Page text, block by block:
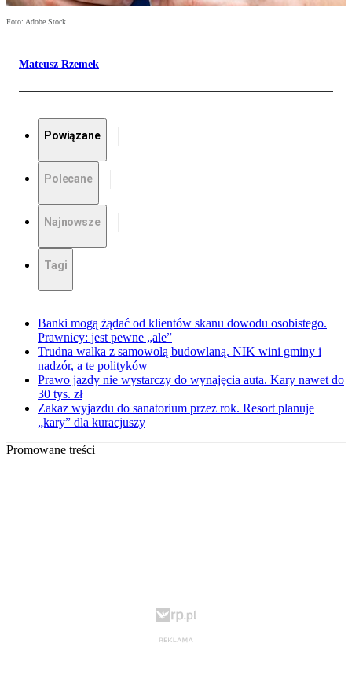
Foto: Adobe Stock
Mateusz Rzemek
Powiązane
Polecane
Najnowsze
Tagi
Banki mogą żądać od klientów skanu dowodu osobistego.
Prawnicy: jest pewne „ale”
Trudna walka z samowolą budowlaną. NIK wini gminy i
nadzór, a te polityków
Prawo jazdy nie wystarczy do wynajęcia auta. Kary nawet do
30 tys. zł
Zakaz wyjazdu do sanatorium przez rok. Resort planuje
„kary” dla kuracjuszy
Promowane treści